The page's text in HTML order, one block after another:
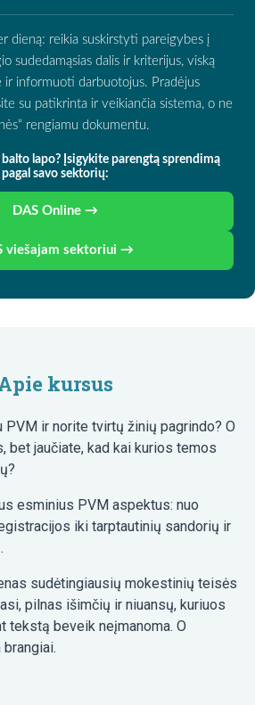
dieną: reikia suskirstyti pareigybes į
sudedamąsias dalis ir kriterijus, viską
ir informuoti darbuotojus. Pradėjus
su patikrinta ir veikiančia sistema, o ne
rengiamu dokumentu.
lapo? Įsigykite parengtą sprendimą
pagal savo sektorių:
DAS Online →
viešajam sektoriui →
kursus
PVM ir norite tvirtų žinių pagrindo? O
bet jaučiate, kad kai kurios temos
esminius PVM aspektus: nuo
iki tarptautinių sandorių ir
sudėtingiausių mokestinių teisės
pilnas išimčių ir niuansų, kuriuos
tekstą beveik neįmanoma. O